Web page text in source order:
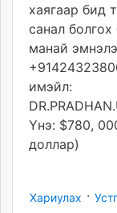
хаягаар бид
санал
манай
имэйл:
Yнэ: $780,
доллар)
Хариулах ·